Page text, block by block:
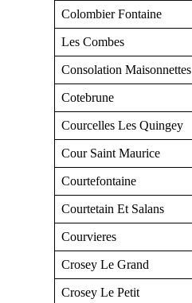
Colombier Fontaine
Les Combes
Consolation Maisonnettes
Cotebrune
Courcelles Les Quingey
Cour Saint Maurice
Courtefontaine
Courtetain Et Salans
Courvieres
Crosey Le Grand
Crosey Le Petit